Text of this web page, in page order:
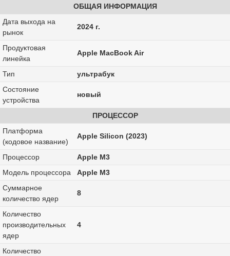
ОБЩАЯ ИНФОРМАЦИЯ
Дата выхода на
рынок
2024 г.
Продуктовая
линейка
Apple MacBook Air
Тип
ультрабук
Состояние
устройства
новый
ПРОЦЕССОР
Платформа
(кодовое название)
Apple Silicon (2023)
Процессор
Apple M3
Модель процессора
Apple M3
Суммарное
количество ядер
8
Количество
производительных
ядер
4
Количество